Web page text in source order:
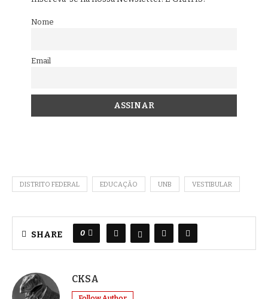
Nome
Email
DISTRITO FEDERAL EDUCAÇÃO UNB VESTIBULAR
SHARE 0
CKSA